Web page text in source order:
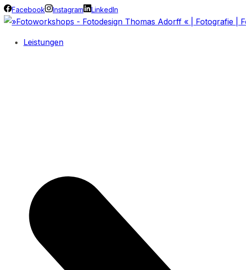
Facebook Instagram LinkedIn
Leistungen